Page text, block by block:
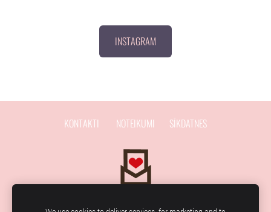
INSTAGRAM
KONTAKTI NOTEIKUMI SĪKDATNES